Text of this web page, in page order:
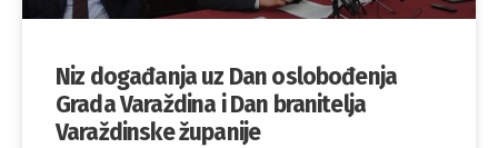
Niz događanja uz Dan oslobođenja
Grada Varaždina i Dan branitelja
Varaždinske županije